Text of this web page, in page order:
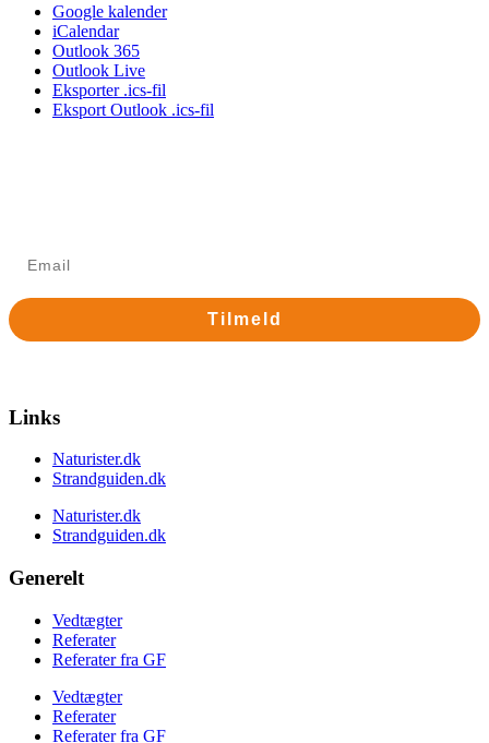
Google kalender
iCalendar
Outlook 365
Outlook Live
Eksporter .ics-fil
Eksport Outlook .ics-fil
Tilmeld
Links
Naturister.dk
Strandguiden.dk
Naturister.dk
Strandguiden.dk
Generelt
Vedtægter
Referater
Referater fra GF
Vedtægter
Referater
Referater fra GF